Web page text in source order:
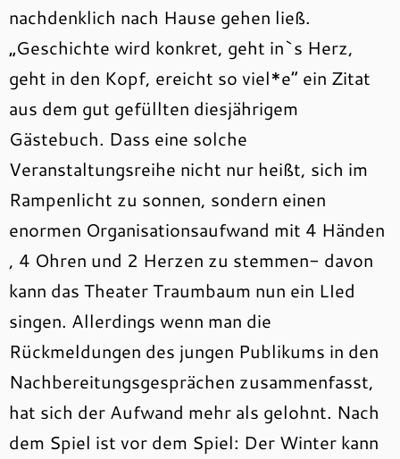
nachdenklich nach Hause gehen ließ.
„Geschichte wird konkret, geht in`s Herz,
geht in den Kopf, ereicht so viel*e“ ein Zitat
aus dem gut gefüllten diesjährigem
Gästebuch. Dass eine solche
Veranstaltungsreihe nicht nur heißt, sich im
Rampenlicht zu sonnen, sondern einen
enormen Organisationsaufwand mit 4 Händen
, 4 Ohren und 2 Herzen zu stemmen- davon
kann das Theater Traumbaum nun ein LIed
singen. Allerdings wenn man die
Rückmeldungen des jungen Publikums in den
Nachbereitungsgesprächen zusammenfasst,
hat sich der Aufwand mehr als gelohnt. Nach
dem Spiel ist vor dem Spiel: Der Winter kann